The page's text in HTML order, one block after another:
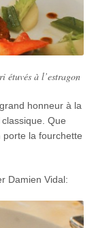
étuvés à l’estragon
honneur à la
Que
la fourchette
Damien Vidal: